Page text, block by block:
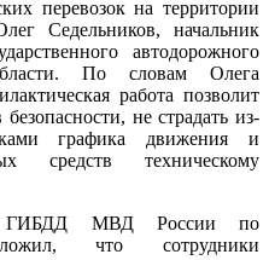
перевозок на территории
Седельников, начальник
автодорожного
По словам Олега
работа позволит
не страдать из-
графика движения и
средств техническому
ГИБДД МВД России по
что сотрудники